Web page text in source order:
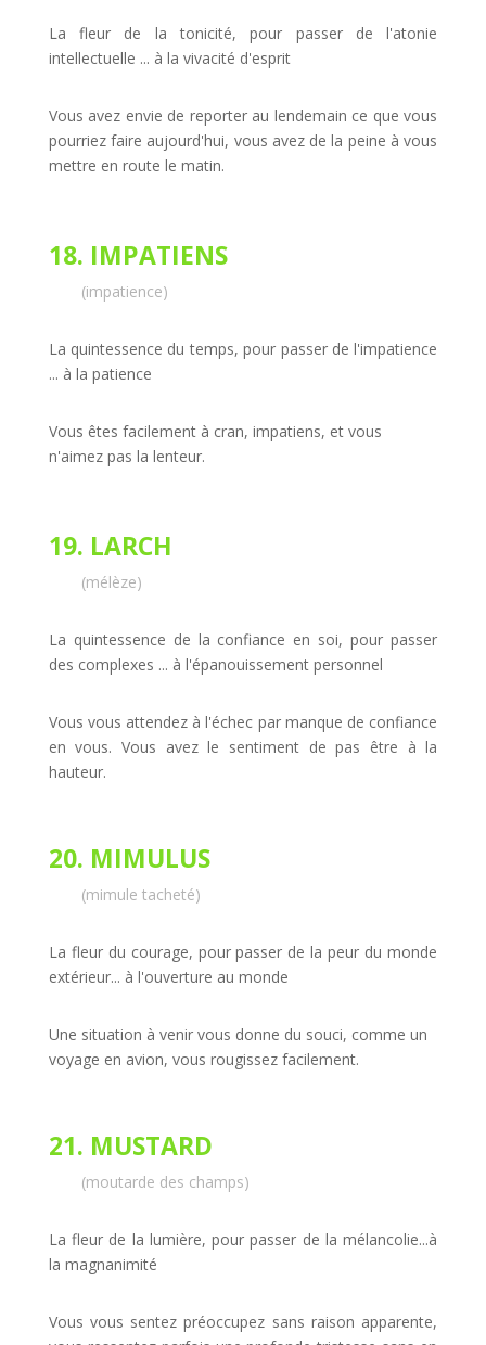
La fleur de la tonicité, pour passer de l'atonie
intellectuelle ... à la vivacité d'esprit
Vous avez envie de reporter au lendemain ce que vous
pourriez faire aujourd'hui, vous avez de la peine à vous
mettre en route le matin.
18. IMPATIENS
(impatience)
La quintessence du temps, pour passer de l'impatience
... à la patience
Vous êtes facilement à cran, impatiens, et vous
n'aimez pas la lenteur.
19. LARCH
(mélèze)
La quintessence de la confiance en soi, pour passer
des complexes ... à l'épanouissement personnel
Vous vous attendez à l'échec par manque de confiance
en vous. Vous avez le sentiment de pas être à la
hauteur.
20. MIMULUS
(mimule tacheté)
La fleur du courage, pour passer de la peur du monde
extérieur... à l'ouverture au monde
Une situation à venir vous donne du souci, comme un
voyage en avion, vous rougissez facilement.
21. MUSTARD
(moutarde des champs)
La fleur de la lumière, pour passer de la mélancolie...à
la magnanimité
Vous vous sentez préoccupez sans raison apparente,